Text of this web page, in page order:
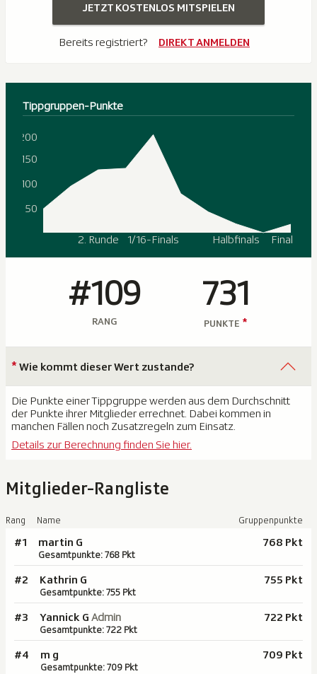
JETZT KOSTENLOS MITSPIELEN
Bereits registriert? DIREKT ANMELDEN
Tippgruppen-Punkte
2. Runde 1/16-Finals Halbfinals Final
50
100
150
200
#109
RANG
731
PUNKTE *
* Wie kommt dieser Wert zustande?
Die Punkte einer Tippgruppe werden aus dem Durchschnitt
der Punkte ihrer Mitglieder errechnet. Dabei kommen in
manchen Fällen noch Zusatzregeln zum Einsatz.
Details zur Berechnung finden Sie hier.
Mitglieder-Rangliste
Rang Name Gruppenpunkte
#1
Gesamtpunkte: 768 Pkt
martin G 768 Pkt
#2
Gesamtpunkte: 755 Pkt
Kathrin G 755 Pkt
#3
Gesamtpunkte: 722 Pkt
Yannick G Admin 722 Pkt
#4
Gesamtpunkte: 709 Pkt
m g 709 Pkt